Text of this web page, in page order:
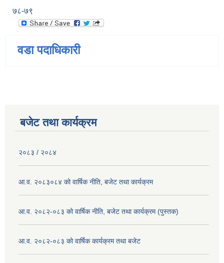
७८-७९
वडा पदाधिकारी
बजेट तथा कार्यक्रम
२०८३ / २०८४
आ.व. २०८३०८४ को वार्षिक नीति, बजेट तथा कार्यक्रम
आ.व. २०८२-०८३ को वार्षिक नीति, बजेट तथा कार्यक्रम (पुस्तक)
आ.व. २०८२-०८३ को वार्षिक कार्यक्रम तथा बजेट